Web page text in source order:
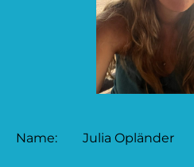
Name: Julia Opländer